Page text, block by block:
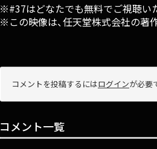
※#37はどなたでも無料でご視聴い
※この映像は、任天堂株式会社の著
コメントを投稿するにはログインが必要
コメント一覧